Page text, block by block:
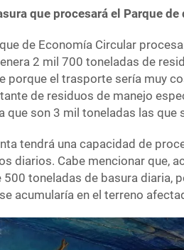
que procesará el Parque de
de Economía Circular
2 mil 700 toneladas de
porque el trasporte sería muy
de residuos de manejo
que son 3 mil toneladas las que
tendrá una capacidad de
diarios. Cabe mencionar que,
500 toneladas de basura diaria,
acumularía en el terreno